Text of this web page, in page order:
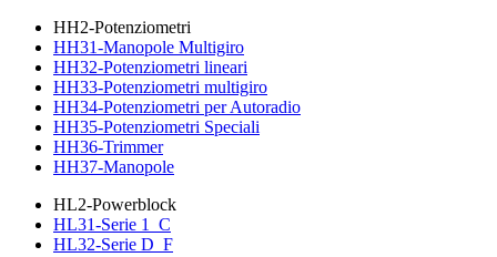
HH2-Potenziometri
HH31-Manopole Multigiro
HH32-Potenziometri lineari
HH33-Potenziometri multigiro
HH34-Potenziometri per Autoradio
HH35-Potenziometri Speciali
HH36-Trimmer
HH37-Manopole
HL2-Powerblock
HL31-Serie 1_C
HL32-Serie D_F